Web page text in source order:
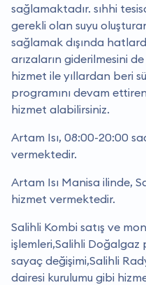
sağlamaktadır. sıhhi
gerekli olan suyu
sağlamak dışında
arızaların giderilmesini
hizmet ile yıllardan beri
programını devam
hizmet alabilirsiniz.
Artam Isı, 08:00-20:00
vermektedir.
Artam Isı Manisa ilinde,
hizmet vermektedir.
Salihli Kombi satış ve
işlemleri,Salihli Doğalgaz
sayaç değişimi,Salihli
dairesi kurulumu gibi